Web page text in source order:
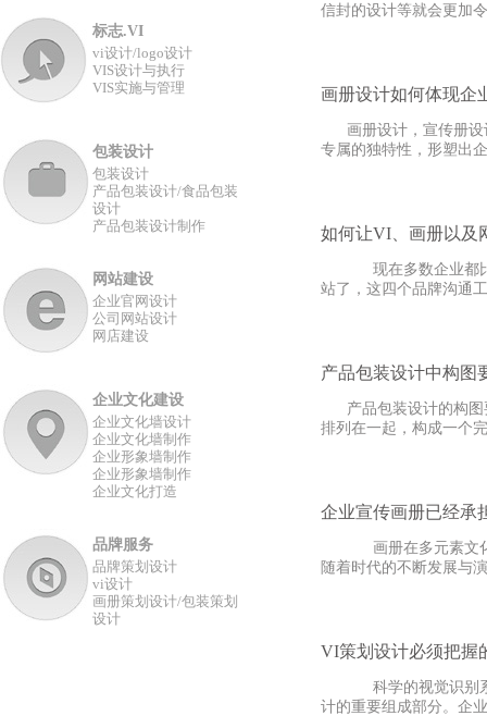
标志.VI
vi设计/logo设计
VIS设计与执行
VIS实施与管理
包装设计
包装设计
产品包装设计/食品包装
设计
产品包装设计制作
网站建设
企业官网设计
公司网站设计
网店建设
企业文化建设
企业文化墙设计
企业文化墙制作
企业形象墙制作
企业形象墙制作
企业文化打造
品牌服务
品牌策划设计
vi设计
画册策划设计/包装策划
设计
信封的设计等就会更加
画册设计如何体现企
画册设计，宣传册设
专属的独特性，形塑出
如何让VI、画册以及
现在多数企业都比较
站了，这四个品牌沟通
产品包装设计中构图
产品包装设计的构图
排列在一起，构成一个
企业宣传画册已经承
画册在多元素文化影
随着时代的不断发展与
VI策划设计必须把握
科学的视觉识别系统
计的重要组成部分。企